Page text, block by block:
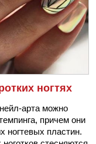
ногтях
арта можно
причем они
ногтевых пластин.